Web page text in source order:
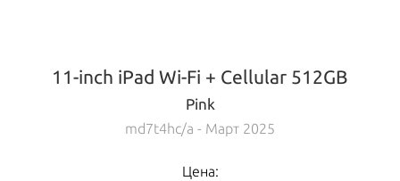
11-inch iPad Wi-Fi + Cellular 512GB
Pink
md7t4hc/a - Март 2025
Цена: